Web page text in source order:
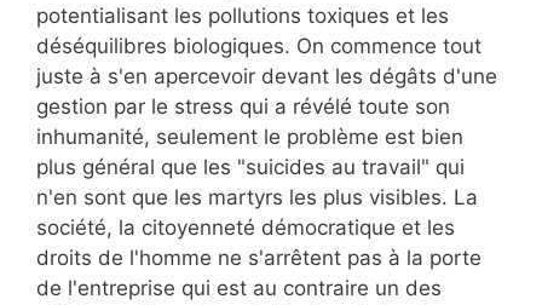
potentialisant les pollutions toxiques et les
déséquilibres biologiques. On commence tout
juste à s'en apercevoir devant les dégâts d'une
gestion par le stress qui a révélé toute son
inhumanité, seulement le problème est bien
plus général que les "suicides au travail" qui
n'en sont que les martyrs les plus visibles. La
société, la citoyenneté démocratique et les
droits de l'homme ne s'arrêtent pas à la porte
de l'entreprise qui est au contraire un des